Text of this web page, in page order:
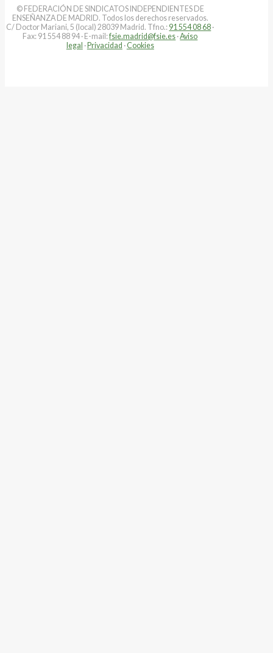
© FEDERACIÓN DE SINDICATOS INDEPENDIENTES DE
ENSEÑANZA DE MADRID. Todos los derechos reservados.
C/ Doctor Mariani, 5 (local) 28039 Madrid. Tfno.: 91 554 08 68 ·
Fax: 91 554 88 94 · E-mail:fsie.madrid@fsie.es ·Aviso
legal ·Privacidad · Cookies